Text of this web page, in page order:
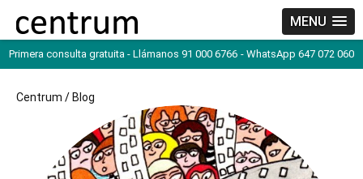
MENU
Primera consulta gratuita - Llámanos 91 000 6766 - WhatsApp 647 072 060
Centrum / Blog